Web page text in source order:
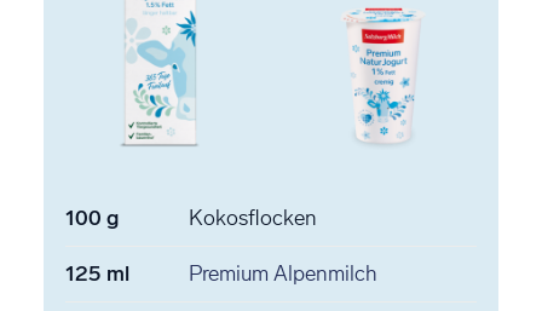
100 g Kokosflocken
125 ml Premium Alpenmilch